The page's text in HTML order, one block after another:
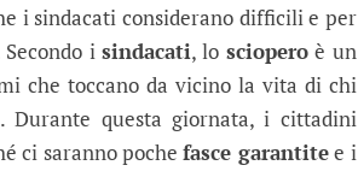
i sindacati considerano difficili e per
isindacati, lo scioperoè un
che toccano da vicino la vita di chi
questa giornata, i cittadini
ci saranno pochefasce garantitee i